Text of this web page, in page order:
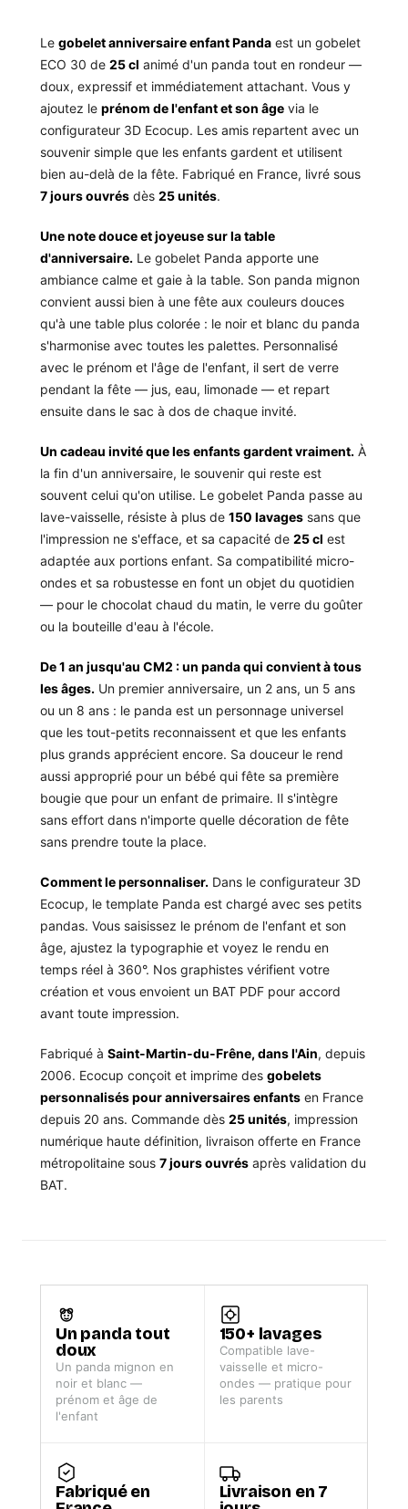
Le gobelet anniversaire enfant Panda est un gobelet
ECO 30 de 25 cl animé d'un panda tout en rondeur —
doux, expressif et immédiatement attachant. Vous y
ajoutez le prénom de l'enfant et son âge via le
configurateur 3D Ecocup. Les amis repartent avec un
souvenir simple que les enfants gardent et utilisent
bien au-delà de la fête. Fabriqué en France, livré sous
7 jours ouvrés dès 25 unités.
Une note douce et joyeuse sur la table
d'anniversaire. Le gobelet Panda apporte une
ambiance calme et gaie à la table. Son panda mignon
convient aussi bien à une fête aux couleurs douces
qu'à une table plus colorée : le noir et blanc du panda
s'harmonise avec toutes les palettes. Personnalisé
avec le prénom et l'âge de l'enfant, il sert de verre
pendant la fête — jus, eau, limonade — et repart
ensuite dans le sac à dos de chaque invité.
Un cadeau invité que les enfants gardent vraiment. À
la fin d'un anniversaire, le souvenir qui reste est
souvent celui qu'on utilise. Le gobelet Panda passe au
lave-vaisselle, résiste à plus de 150 lavages sans que
l'impression ne s'efface, et sa capacité de 25 cl est
adaptée aux portions enfant. Sa compatibilité micro-
ondes et sa robustesse en font un objet du quotidien
— pour le chocolat chaud du matin, le verre du goûter
ou la bouteille d'eau à l'école.
De 1 an jusqu'au CM2 : un panda qui convient à tous
les âges. Un premier anniversaire, un 2 ans, un 5 ans
ou un 8 ans : le panda est un personnage universel
que les tout-petits reconnaissent et que les enfants
plus grands apprécient encore. Sa douceur le rend
aussi approprié pour un bébé qui fête sa première
bougie que pour un enfant de primaire. Il s'intègre
sans effort dans n'importe quelle décoration de fête
sans prendre toute la place.
Comment le personnaliser. Dans le configurateur 3D
Ecocup, le template Panda est chargé avec ses petits
pandas. Vous saisissez le prénom de l'enfant et son
âge, ajustez la typographie et voyez le rendu en
temps réel à 360°. Nos graphistes vérifient votre
création et vous envoient un BAT PDF pour accord
avant toute impression.
Fabriqué à Saint-Martin-du-Frêne, dans l'Ain, depuis
2006. Ecocup conçoit et imprime des gobelets
personnalisés pour anniversaires enfants en France
depuis 20 ans. Commande dès 25 unités, impression
numérique haute définition, livraison offerte en France
métropolitaine sous 7 jours ouvrés après validation du
BAT.
Un panda tout
doux
Un panda mignon en
noir et blanc —
prénom et âge de
l'enfant
150+ lavages
Compatible lave-
vaisselle et micro-
ondes — pratique pour
les parents
Fabriqué en
Livraison en 7